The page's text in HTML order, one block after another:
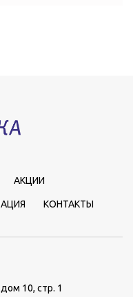
АКЦИИ
КОНТАКТЫ
10, стр. 1